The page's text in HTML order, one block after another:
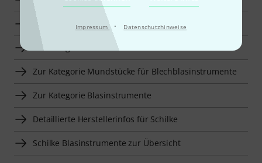
Impressum · Datenschutzhinweise
Mundstücke für Tuba für 250 CHF–350 CHF anzeigen
Zur Kategorie Mundstücke für Tuba
Zur Kategorie Mundstücke für Blechblasinstrumente
Zur Kategorie Blasinstrumente
Detaillierte Herstellerinfos für Schilke
Schilke Blasinstrumente zur Übersicht